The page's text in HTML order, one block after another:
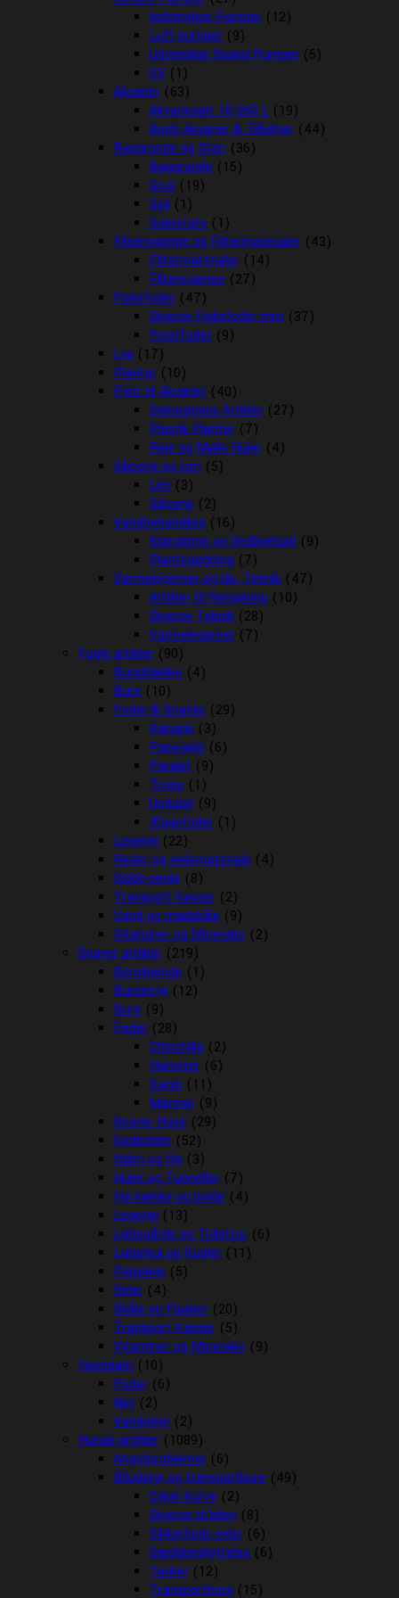
Indvendige Pumper (12)
Luft pumper (9)
Udvendige Spand Pumper (5)
UV (1)
Akvarier (63)
Akvariesæt 10-260 L (19)
Biorb Akvarier & Tilbehør (44)
Baggrunde og Sten (36)
Baggrunde (15)
Grus (19)
Soil (1)
Substrate (1)
Filtersvampe og Filtermaterialer (43)
Filtermaterialer (14)
Filtersvampe (27)
Fiskefoder (47)
Diverse Fiskefoder mm (37)
Frostfoder (9)
Lys (17)
Planter (10)
Pynt til Akvariet (40)
Dekorations Artikler (27)
Plastik Planter (7)
Reje og Malle Huler (4)
Silicone og Lim (5)
Lim (3)
Silicone (2)
Vandbehandling (16)
Klargøring og Vedligehold (9)
Plantegødning (7)
Varmelegemer og div. Teknik (47)
Artikler til Rengøring (10)
Diverse Teknik (28)
Varmelegemer (7)
Fugle artikler (90)
Bunddække (4)
Bure (10)
Foder & Snacks (29)
Kanarie (3)
Papegøje (6)
Parakit (9)
Trope (1)
Undulat (9)
Æggefoder (1)
Legetøj (22)
Reder og redemateriale (4)
Sidde pinde (8)
Transport Kasser (2)
Vand og madskåle (9)
Vitaminer og Mineraler (2)
Gnaver artikler (219)
Beroligende (1)
Bundstrø (12)
Bure (9)
Foder (28)
Chinchilla (2)
Hamster (6)
Kanin (11)
Marsvin (9)
Gnaver Huse (29)
Godbidder (52)
Halm og Hø (3)
Huler og Tunneller (7)
Hø hække og bolde (4)
Legetøj (13)
Løbegårde og Toiletter (6)
Løbehjul og Kugler (11)
Pelspleje (5)
Seler (4)
Skåle og Flasker (20)
Transport Kasser (5)
Vitaminer og Mineraler (9)
Havedam (10)
Foder (6)
Net (2)
Vandpleje (2)
Hunde artikler (1089)
Angstproblemer (6)
Biludstyr og transportbure (49)
Cykel Kurve (2)
Diverse til bilen (8)
Sikkerheds seler (6)
Sædebeskyttelse (6)
Tasker (12)
Transportbure (15)